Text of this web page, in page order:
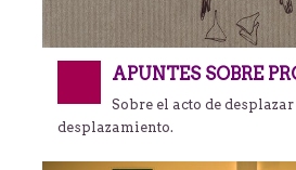
APUNTES SOBRE
Sobre el acto de desplazar
desplazamiento.